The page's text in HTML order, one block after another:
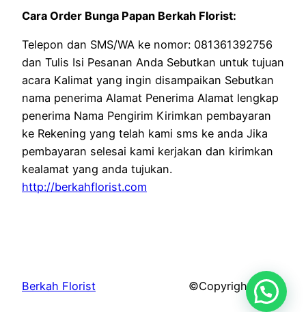
Cara Order Bunga Papan Berkah Florist:
Telepon dan SMS/WA ke nomor: 081361392756
dan Tulis Isi Pesanan Anda Sebutkan untuk tujuan
acara Kalimat yang ingin disampaikan Sebutkan
nama penerima Alamat Penerima Alamat lengkap
penerima Nama Pengirim Kirimkan pembayaran
ke Rekening yang telah kami sms ke anda Jika
pembayaran selesai kami kerjakan dan kirimkan
kealamat yang anda tujukan.
http://berkahflorist.com
Berkah Florist ©Copyright 2026.